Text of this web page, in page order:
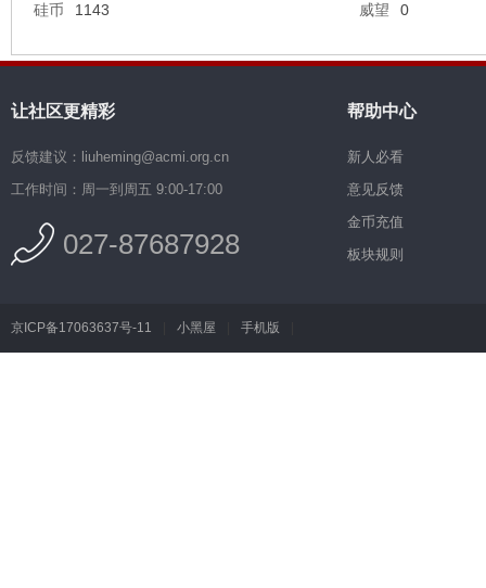
硅币
1143 威望 0
让社区更精彩
反馈建议：liuheming@acmi.org.cn
工作时间：周一到周五 9:00-17:00
027-87687928
帮助中心
新人必看
意见反馈
金币充值
板块规则
京ICP备17063637号-11 小黑屋 手机版